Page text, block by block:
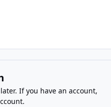
If you have an account,